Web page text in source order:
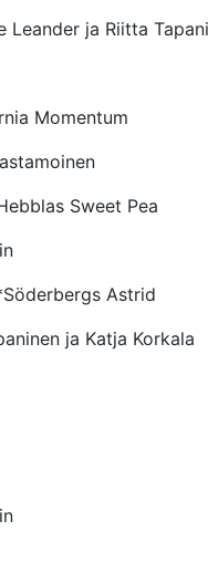
ja Riitta
ja Katja Korkala